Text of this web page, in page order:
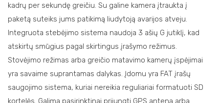
kadrų per sekundę greičiu. Su galine kamera įtraukta į
paketą suteiks jums patikimą liudytoją avarijos atveju.
Integruota stebėjimo sistema naudoja 3 ašių G jutiklį, kad
atskirtų smūgius pagal skirtingus įrašymo režimus.
Stovėjimo režimas arba greičio matavimo kamerų įspėjimai
yra savaime suprantamas dalykas. Įdomu yra FAT įrašų
saugojimo sistema, kuriai nereikia reguliariai formatuoti SD
kortelės. Galima pasirinktinai prijungti GPS anteną arba